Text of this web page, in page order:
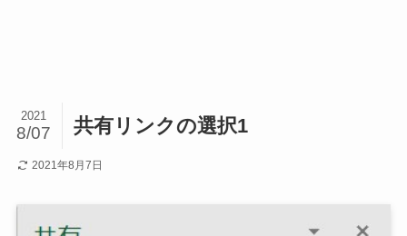
共有リンクの選択1
2021
8/07
2021年8月7日